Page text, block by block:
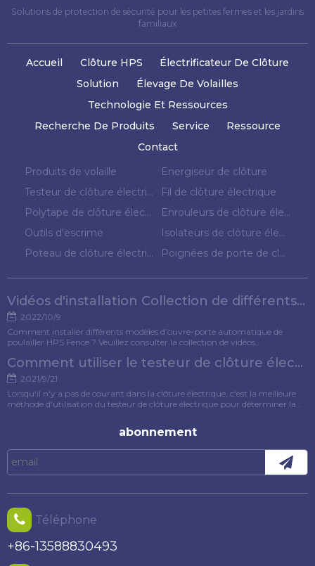
Solutions de protection de sécurité pour les petites fermes et les jardins
familiaux
Accueil Clôture HPS
Électrificateur De Clôture
Solution
Élevage De Volailles
Technologie Et Ressources
Recherche De Produits
Service
Ressource
Contact
Produits de volaille
Energiseur de clôture
Testeur de clôture électrique
Fil de clôture électrique
Polytape de clôture électrique
Enrouleurs de clôture électrique
Outils d'escrime
Isolateurs de clôture électrique
Poteau de clôture électrique
Poignées de porte de clôture électrique
Vidéos d'installation Collection de différents modèles d'ouvre-porte pour poulets
2022/10/9
Comment installer différents modèles d’ouvre-porte automatique de
poulailler HPS Fence ? Veuillez consulter la collection de vidéos
Comment utiliser le testeur de clôture électrique ?
2021/9/21
Lorsqu'il n'y a pas de courant dans la clôture électrique, c'est la meilleure
méthode d'utilisation du testeur de clôture électrique pour déterminer la
d'utilisation du testeur de clôture électrique.
abonnement
Téléphone
+86-13588830493